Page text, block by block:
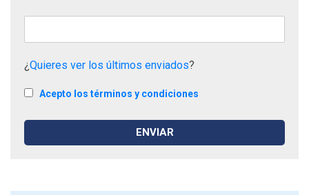
¿Quieres ver los últimos enviados?
Acepto los términos y condiciones